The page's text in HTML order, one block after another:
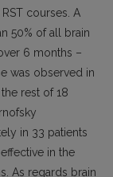
courses. A
50% of all brain
6 months –
was observed in
rest of 18
in 33 patients
in the
As regards brain